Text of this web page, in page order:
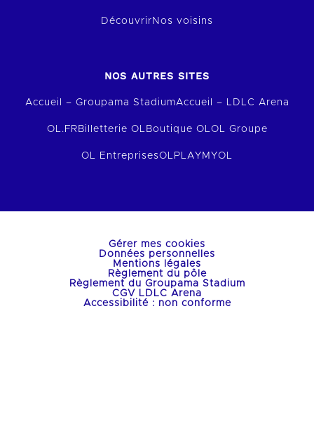
Découvrir Nos voisins
NOS AUTRES SITES
Accueil – Groupama StadiumAccueil – LDLC Arena
OL.FR Billetterie OL Boutique OLOL Groupe
OL EntreprisesOLPLAY MYOL
Gérer mes cookies
Données personnelles
Mentions légales
Règlement du pôle
Règlement du Groupama Stadium
CGV LDLC Arena
Accessibilité : non conforme